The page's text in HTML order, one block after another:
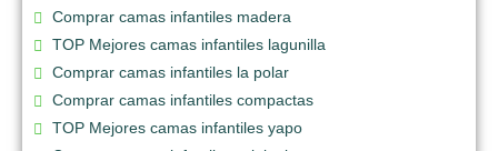
Comprar camas infantiles madera
TOP Mejores camas infantiles lagunilla
Comprar camas infantiles la polar
Comprar camas infantiles compactas
TOP Mejores camas infantiles yapo